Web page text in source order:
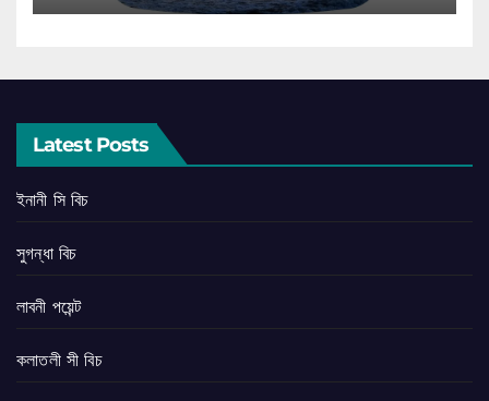
Latest Posts
ইনানী সি বিচ
সুগন্ধা বিচ
লাবনী পয়েন্ট
কলাতলী সী বিচ